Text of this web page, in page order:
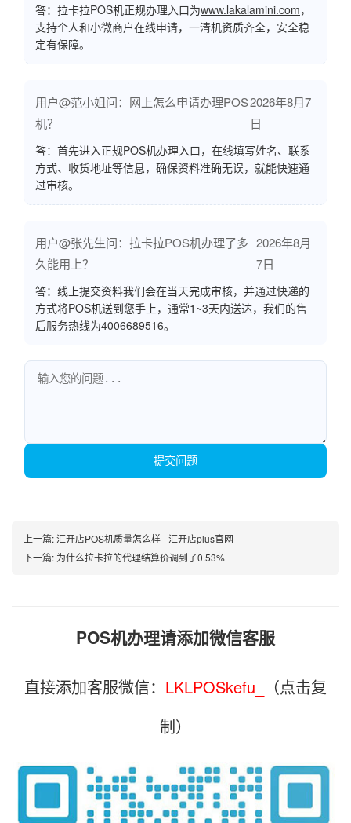
答：拉卡拉POS机正规办理入口为www.lakalamini.com，
支持个人和小微商户在线申请，一清机资质齐全，安全稳
定有保障。
用户@范小姐问：网上怎么申请办理POS
机？
2026年8月7
日
答：首先进入正规POS机办理入口，在线填写姓名、联系
方式、收货地址等信息，确保资料准确无误，就能快速通
过审核。
用户@张先生问：拉卡拉POS机办理了多
久能用上？
2026年8月
7日
答：线上提交资料我们会在当天完成审核，并通过快递的
方式将POS机送到您手上，通常1~3天内送达，我们的售
后服务热线为4006689516。
提交问题
上一篇:汇开店POS机质量怎么样 - 汇开店plus官网
下一篇: 为什么拉卡拉的代理结算价调到了0.53%
POS机办理请添加微信客服
直接添加客服微信： LKLPOSkefu_
（点击复
制）